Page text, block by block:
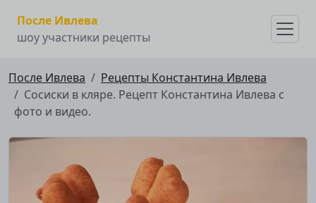
После Ивлева
шоу участники рецепты
После Ивлева
Рецепты Константина Ивлева
Сосиски в кляре. Рецепт Константина Ивлева с
фото и видео.